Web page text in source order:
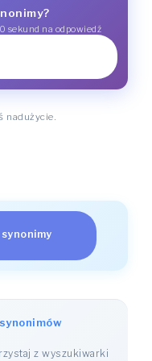
sekund na odpowiedź
nadużycie.
z wyszukiwarki